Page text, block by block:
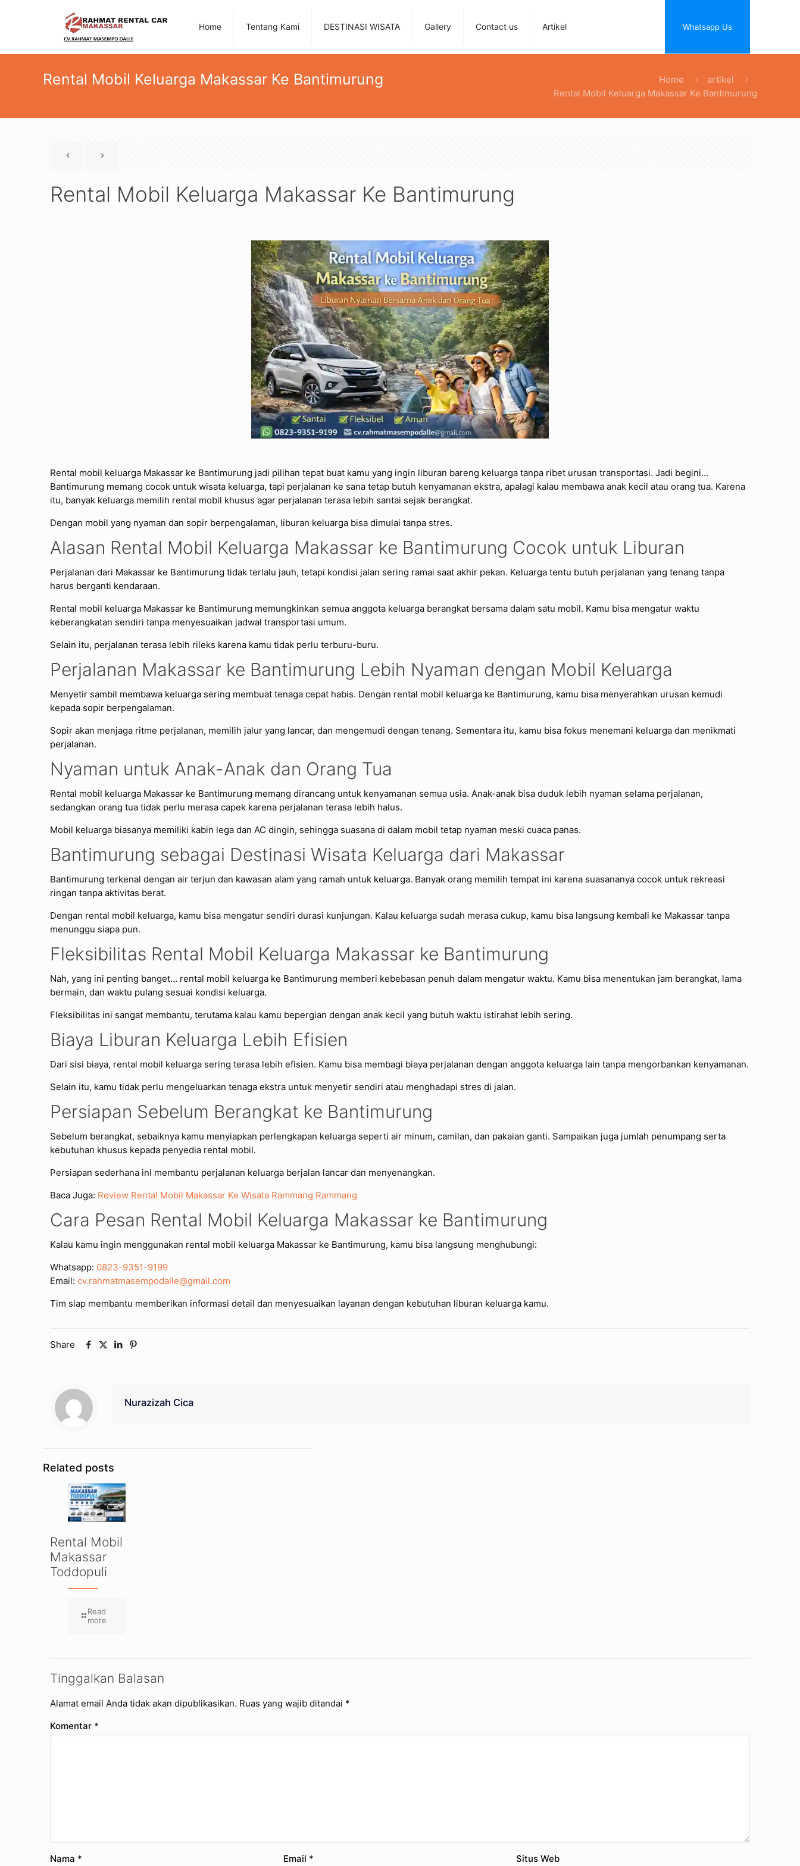
Home Tentang Kami DESTINASI WISATA Gallery Contact us Artikel Whatsapp Us
Rental Mobil Keluarga Makassar Ke Bantimurung Home
artikel
Rental Mobil Keluarga Makassar Ke Bantimurung
Rental Mobil Keluarga Makassar Ke Bantimurung
Rental mobil keluarga Makassar ke Bantimurung jadi pilihan tepat buat kamu yang ingin liburan bareng keluarga tanpa ribet urusan transportasi. Jadi begini…
Bantimurung memang cocok untuk wisata keluarga, tapi perjalanan ke sana tetap butuh kenyamanan ekstra, apalagi kalau membawa anak kecil atau orang tua. Karena
itu, banyak keluarga memilih rental mobil khusus agar perjalanan terasa lebih santai sejak berangkat.
Dengan mobil yang nyaman dan sopir berpengalaman, liburan keluarga bisa dimulai tanpa stres.
Alasan Rental Mobil Keluarga Makassar ke Bantimurung Cocok untuk Liburan
Perjalanan dari Makassar ke Bantimurung tidak terlalu jauh, tetapi kondisi jalan sering ramai saat akhir pekan. Keluarga tentu butuh perjalanan yang tenang tanpa
harus berganti kendaraan.
Rental mobil keluarga Makassar ke Bantimurung memungkinkan semua anggota keluarga berangkat bersama dalam satu mobil. Kamu bisa mengatur waktu
keberangkatan sendiri tanpa menyesuaikan jadwal transportasi umum.
Selain itu, perjalanan terasa lebih rileks karena kamu tidak perlu terburu-buru.
Perjalanan Makassar ke Bantimurung Lebih Nyaman dengan Mobil Keluarga
Menyetir sambil membawa keluarga sering membuat tenaga cepat habis. Dengan rental mobil keluarga ke Bantimurung, kamu bisa menyerahkan urusan kemudi
kepada sopir berpengalaman.
Sopir akan menjaga ritme perjalanan, memilih jalur yang lancar, dan mengemudi dengan tenang. Sementara itu, kamu bisa fokus menemani keluarga dan menikmati
perjalanan.
Nyaman untuk Anak-Anak dan Orang Tua
Rental mobil keluarga Makassar ke Bantimurung memang dirancang untuk kenyamanan semua usia. Anak-anak bisa duduk lebih nyaman selama perjalanan,
sedangkan orang tua tidak perlu merasa capek karena perjalanan terasa lebih halus.
Mobil keluarga biasanya memiliki kabin lega dan AC dingin, sehingga suasana di dalam mobil tetap nyaman meski cuaca panas.
Bantimurung sebagai Destinasi Wisata Keluarga dari Makassar
Bantimurung terkenal dengan air terjun dan kawasan alam yang ramah untuk keluarga. Banyak orang memilih tempat ini karena suasananya cocok untuk rekreasi
ringan tanpa aktivitas berat.
Dengan rental mobil keluarga, kamu bisa mengatur sendiri durasi kunjungan. Kalau keluarga sudah merasa cukup, kamu bisa langsung kembali ke Makassar tanpa
menunggu siapa pun.
Fleksibilitas Rental Mobil Keluarga Makassar ke Bantimurung
Nah, yang ini penting banget… rental mobil keluarga ke Bantimurung memberi kebebasan penuh dalam mengatur waktu. Kamu bisa menentukan jam berangkat, lama
bermain, dan waktu pulang sesuai kondisi keluarga.
Fleksibilitas ini sangat membantu, terutama kalau kamu bepergian dengan anak kecil yang butuh waktu istirahat lebih sering.
Biaya Liburan Keluarga Lebih Efisien
Dari sisi biaya, rental mobil keluarga sering terasa lebih efisien. Kamu bisa membagi biaya perjalanan dengan anggota keluarga lain tanpa mengorbankan kenyamanan.
Selain itu, kamu tidak perlu mengeluarkan tenaga ekstra untuk menyetir sendiri atau menghadapi stres di jalan.
Persiapan Sebelum Berangkat ke Bantimurung
Sebelum berangkat, sebaiknya kamu menyiapkan perlengkapan keluarga seperti air minum, camilan, dan pakaian ganti. Sampaikan juga jumlah penumpang serta
kebutuhan khusus kepada penyedia rental mobil.
Persiapan sederhana ini membantu perjalanan keluarga berjalan lancar dan menyenangkan.
Baca Juga: Review Rental Mobil Makassar Ke Wisata Rammang Rammang
Cara Pesan Rental Mobil Keluarga Makassar ke Bantimurung
Kalau kamu ingin menggunakan rental mobil keluarga Makassar ke Bantimurung, kamu bisa langsung menghubungi:
Whatsapp: 0823-9351-9199
Email: cv.rahmatmasempodalle@gmail.com
Tim siap membantu memberikan informasi detail dan menyesuaikan layanan dengan kebutuhan liburan keluarga kamu.
Share
Nurazizah Cica
Related posts
Rental Mobil
Makassar
Toddopuli
Read
more
Tinggalkan Balasan
Alamat email Anda tidak akan dipublikasikan. Ruas yang wajib ditandai *
Komentar *
Nama * Email * Situs Web